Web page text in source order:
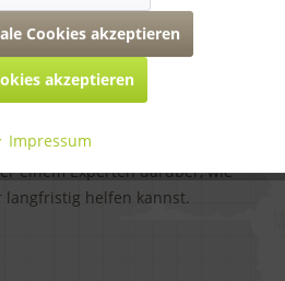
ist bei Hunden
die bei Feuerwerk in Panik
auch in anderen Situationen
anfällig sein, spreche
einem Experten darüber, wie
langfristig helfen kannst.
Cookies akzeptieren
akzeptieren
Impressum